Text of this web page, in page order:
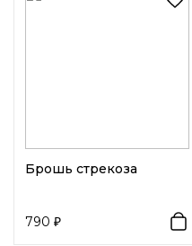
Декоративный элемент 1:
Брошь стрекоза
790